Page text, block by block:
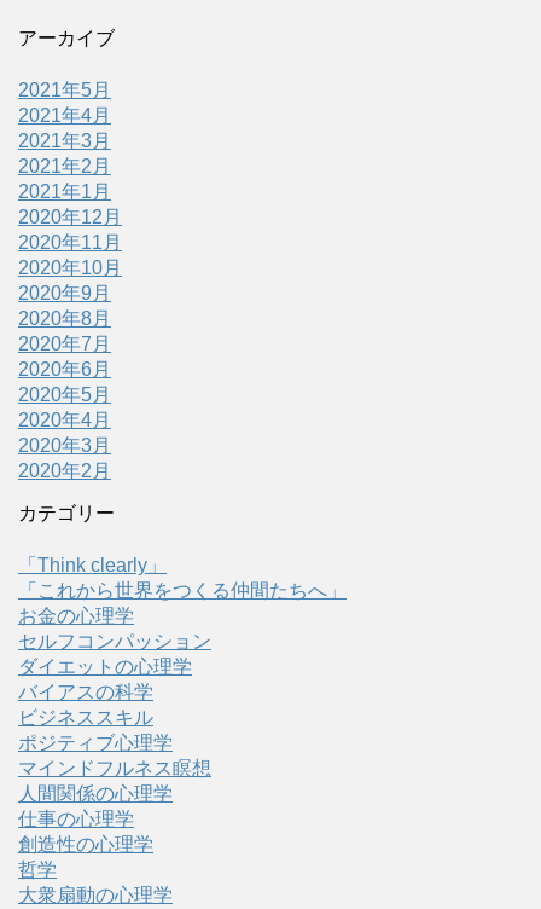
アーカイブ
2021年5月
2021年4月
2021年3月
2021年2月
2021年1月
2020年12月
2020年11月
2020年10月
2020年9月
2020年8月
2020年7月
2020年6月
2020年5月
2020年4月
2020年3月
2020年2月
カテゴリー
「Think clearly」
「これから世界をつくる仲間たちへ」
お金の心理学
セルフコンパッション
ダイエットの心理学
バイアスの科学
ビジネススキル
ポジティブ心理学
マインドフルネス瞑想
人間関係の心理学
仕事の心理学
創造性の心理学
哲学
大衆扇動の心理学